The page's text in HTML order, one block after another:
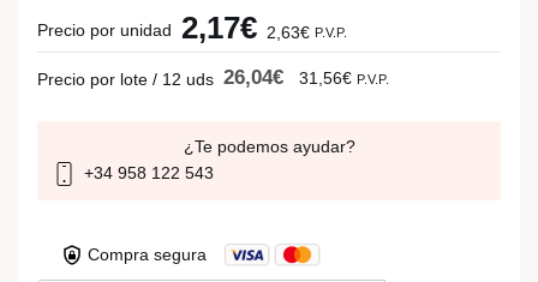
Precio por unidad 2,17€ 2,63€ P.V.P.
Precio por lote / 12 uds 26,04€ 31,56€ P.V.P.
¿Te podemos ayudar?
+34 958 122 543
Compra segura